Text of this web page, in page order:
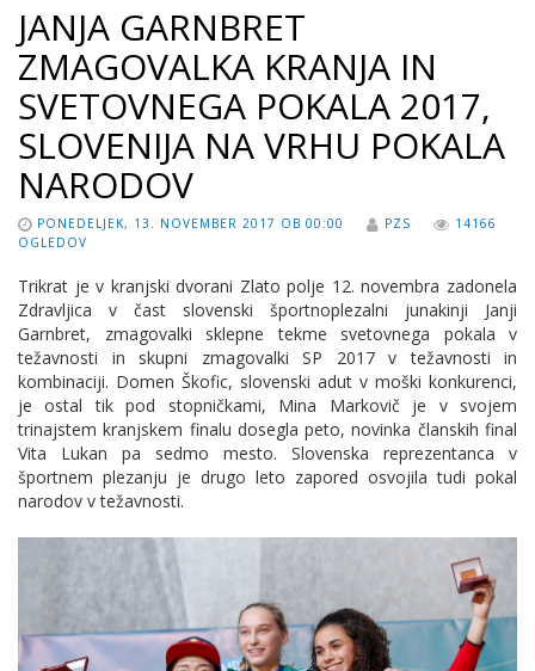
JANJA GARNBRET
ZMAGOVALKA KRANJA IN
SVETOVNEGA POKALA 2017,
SLOVENIJA NA VRHU POKALA
NARODOV
PONEDELJEK, 13. NOVEMBER 2017 OB 00:00 PZS
14166
OGLEDOV
Trikrat je v kranjski dvorani Zlato polje 12. novembra zadonela
Zdravljica v čast slovenski športnoplezalni junakinji Janji
Garnbret, zmagovalki sklepne tekme svetovnega pokala v
težavnosti in skupni zmagovalki SP 2017 v težavnosti in
kombinaciji. Domen Škofic, slovenski adut v moški konkurenci,
je ostal tik pod stopničkami, Mina Markovič je v svojem
trinajstem kranjskem finalu dosegla peto, novinka članskih final
Vita Lukan pa sedmo mesto. Slovenska reprezentanca v
športnem plezanju je drugo leto zapored osvojila tudi pokal
narodov v težavnosti.